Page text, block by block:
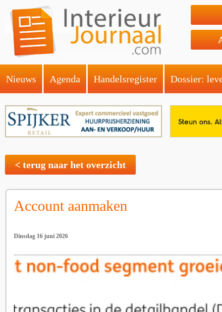
Nieuws Agenda Handelsregister Dossier:
< terug naar het overzicht
Account aanmaken
Dinsdag 16 juni 2026